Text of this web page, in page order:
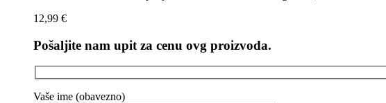
12,99 €
Pošaljite nam upit za cenu ovg proizvoda.
Vaše ime (obavezno)